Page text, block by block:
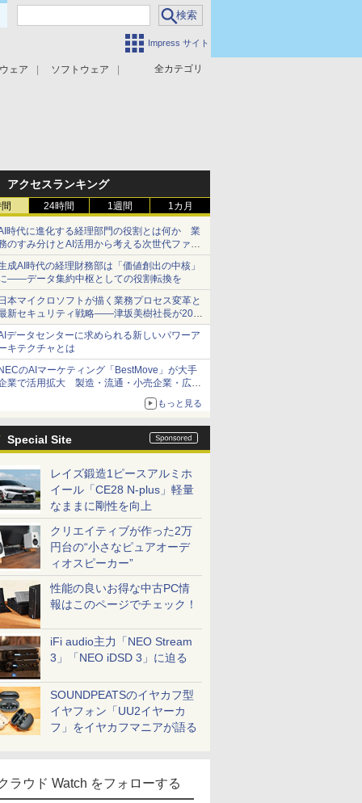
Impress サイト
全カテゴリ
ェア
ソフトウェア
アクセスランキング
24時間 1週間 1カ月
時代に進化する経理部門の役割とは何か 業
のすみ分けとAI活用から考える次世代ファイ
ンス戦略
成AI時代の経理財務部は「価値創出の中核」
――データ集約中枢としての役割転換を
本マイクロソフトが描く業務プロセス変革と
新セキュリティ戦略――津坂美樹社長が2027
度戦略を説明
データセンターに求められる新しいパワーア
キテクチャとは
のAIマーケティング「BestMove」が大手
業で活用拡大 製造・流通・小売企業・広告
もっと見る
Special Site
レイズ鍛造1ピースアルミホ
イール「CE28 N-plus」軽量
なままに剛性を向上
クリエイティブが作った2万
円台の“小さなピュアオーデ
ィオスピーカー”
性能の良いお得な中古PC情
報はこのページでチェック！
iFi audio主力「NEO Stream
3」「NEO iDSD 3」に迫る
SOUNDPEATSのイヤカフ型
イヤフォン「UU2イヤーカ
フ」をイヤカフマニアが語る
ラウド Watch をフォローする